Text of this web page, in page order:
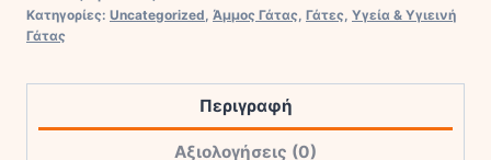
Άμμος
Κατηγορίες: Uncategorized, Άμμος Γάτας, Γάτες, Υγεία & Υγιεινή
Γάτας
Περιγραφή
Αξιολογήσεις (0)